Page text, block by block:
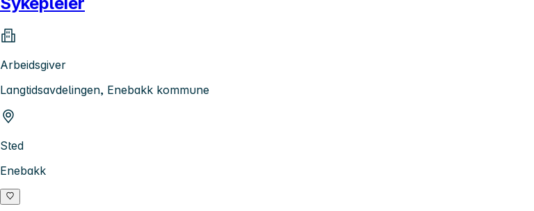
Arbeidsgiver
Langtidsavdelingen, Enebakk kommune
Sted
Enebakk